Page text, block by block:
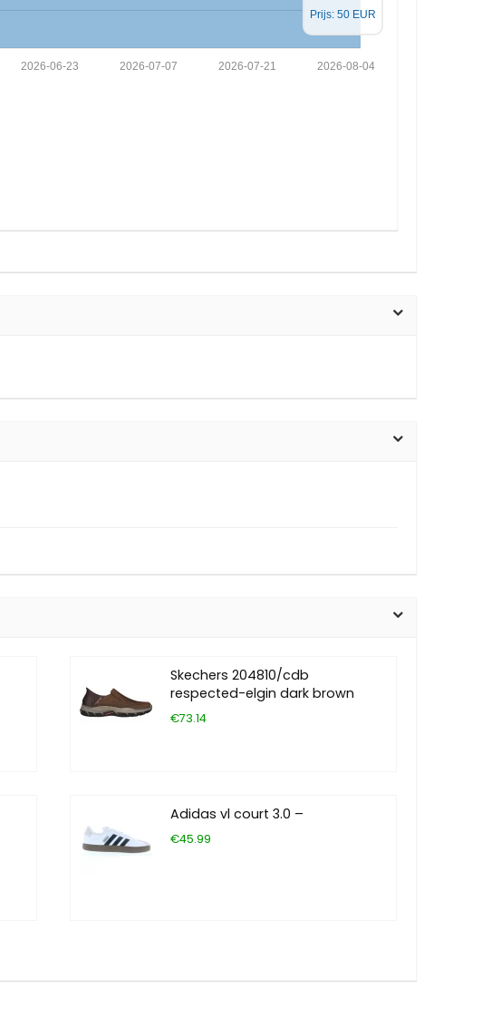
2026-08-04
2026-07-21
2026-07-07
2026-06-23
Prijs: 50 EUR
Skechers 204810/cdb
respected-elgin dark brown
€73.14
Adidas vl court 3.0 –
€45.99